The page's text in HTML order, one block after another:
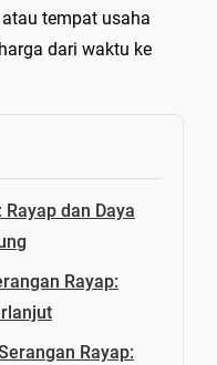
tempat usaha
dari waktu ke
dan Daya
Rayap:
Rayap: